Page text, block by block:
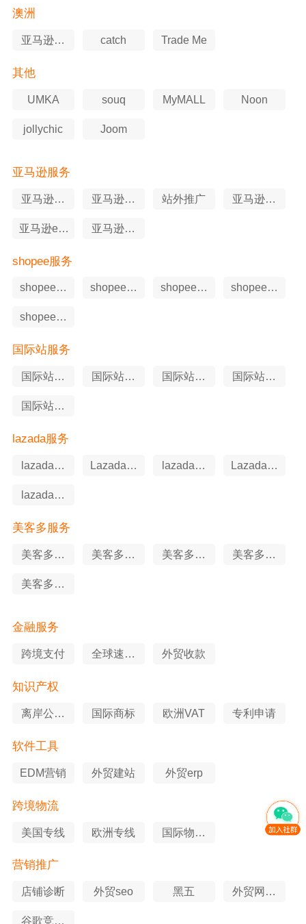
澳洲
亚马逊澳
catch Trade Me
其他
UMKA souq MyMALL Noon
jollychic Joom
亚马逊服务
亚马逊软
亚马逊选
站外推广
亚马逊知
亚马逊erp
亚马逊申
shopee服务
shopee软
shopee站
shopee申
shopee代
shopee知
国际站服务
国际站站
外推广
国际站软
国际站代
国际站申
国际站知
lazada服务
lazada知
Lazada软
lazada代
Lazada申
lazada站
美客多服务
美客多站
外推广
美客多代
美客多知
美客多申
美客多软
金融服务
跨境支付
全球速卖
外贸收款
知识产权
离岸公司
国际商标 欧洲VAT 专利申请
软件工具
EDM营销 外贸建站 外贸erp
跨境物流
美国专线 欧洲专线
国际物流
营销推广
店铺诊断 外贸seo 黑五
外贸网站
谷歌竞价